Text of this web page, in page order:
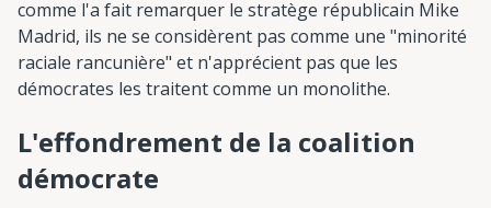
comme l'a fait remarquer le stratège républicain Mike
Madrid, ils ne se considèrent pas comme une "minorité
raciale rancunière" et n'apprécient pas que les
démocrates les traitent comme un monolithe.
L'effondrement de la coalition
démocrate